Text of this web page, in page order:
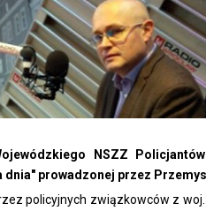
NSZZ
prowadzonej przez
policyjnych związkowców z